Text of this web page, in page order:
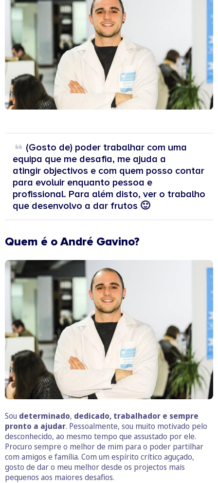
(Gosto de) poder trabalhar com uma
equipa que me desafia, me ajuda a
atingir objectivos e com quem posso contar
para evoluir enquanto pessoa e
profissional. Para além disto, ver o trabalho
que desenvolvo a dar frutos 🙂
Quem é o André Gavino?
Sou determinado, dedicado, trabalhador e sempre
pronto a ajudar. Pessoalmente, sou muito motivado pelo
desconhecido, ao mesmo tempo que assustado por ele.
Procuro sempre o melhor de mim para o poder partilhar
com amigos e família. Com um espírito crítico aguçado,
gosto de dar o meu melhor desde os projectos mais
pequenos aos maiores desafios.